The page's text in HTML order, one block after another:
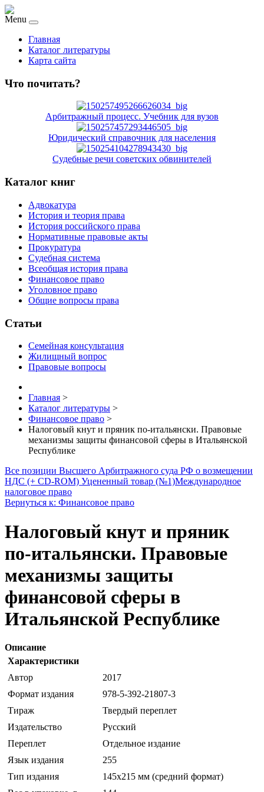
Menu
Главная
Каталог литературы
Карта сайта
Что почитать?
Арбитражный процесс. Учебник для вузов
Юридический справочник для населения
Судебные речи советских обвинителей
Каталог книг
Адвокатура
История и теория права
История российского права
Нормативные правовые акты
Прокуратура
Судебная система
Всеобщая история права
Финансовое право
Уголовное право
Общие вопросы права
Статьи
Семейная консультация
Жилищный вопрос
Правовые вопросы
Главная >
Каталог литературы >
Финансовое право >
Налоговый кнут и пряник по-итальянски. Правовые
механизмы защиты финансовой сферы в Итальянской
Республике
Все позиции Высшего Арбитражного суда РФ о возмещении
НДС (+ CD-ROM) Уцененный товар (№1)Международное
налоговое право
Вернуться к: Финансовое право
Налоговый кнут и пряник
по-итальянски. Правовые
механизмы защиты
финансовой сферы в
Итальянской Республике
Описание
Характеристики
Автор
2017
Формат издания
978-5-392-21807-3
Тираж
Твердый переплет
Издательство
Русский
Переплет
Отдельное издание
Язык издания
255
Тип издания
145х215 мм (средний формат)